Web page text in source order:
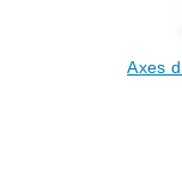
Axes